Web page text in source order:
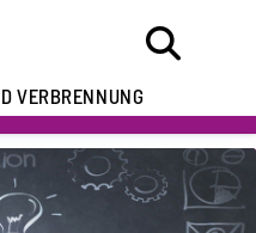
VERBRENNUNG